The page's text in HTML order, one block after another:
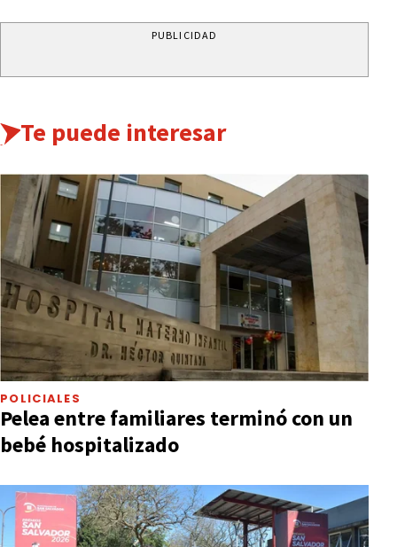
PUBLICIDAD
Te puede interesar
POLICIALES
Pelea entre familiares terminó con un
bebé hospitalizado